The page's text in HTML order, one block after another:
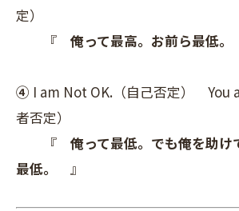
定）
『 俺って最高。お前ら最低。
④ I am Not OK.（自己否定） You
者否定）
『 俺って最低。でも俺を助け
最低。
』